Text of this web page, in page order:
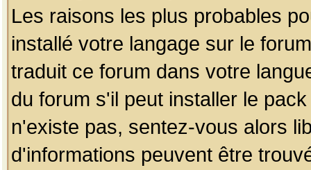
Les raisons les plus probables
installé votre langage sur le
traduit ce forum dans votre
du forum s'il peut installer le
n'existe pas, sentez-vous alors
d'informations peuvent être